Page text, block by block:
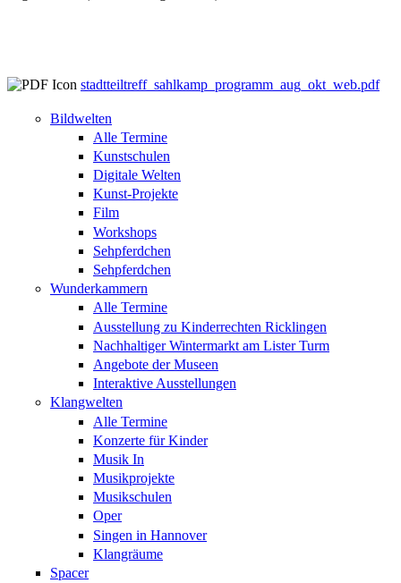
stadtteiltreff_sahlkamp_programm_aug_okt_web.pdf
Bildwelten
Alle Termine
Kunstschulen
Digitale Welten
Kunst-Projekte
Film
Workshops
Sehpferdchen
Sehpferdchen
Wunderkammern
Alle Termine
Ausstellung zu Kinderrechten Ricklingen
Nachhaltiger Wintermarkt am Lister Turm
Angebote der Museen
Interaktive Ausstellungen
Klangwelten
Alle Termine
Konzerte für Kinder
Musik In
Musikprojekte
Musikschulen
Oper
Singen in Hannover
Klangräume
Spacer